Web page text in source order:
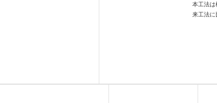
Y
本工法は
来工法に